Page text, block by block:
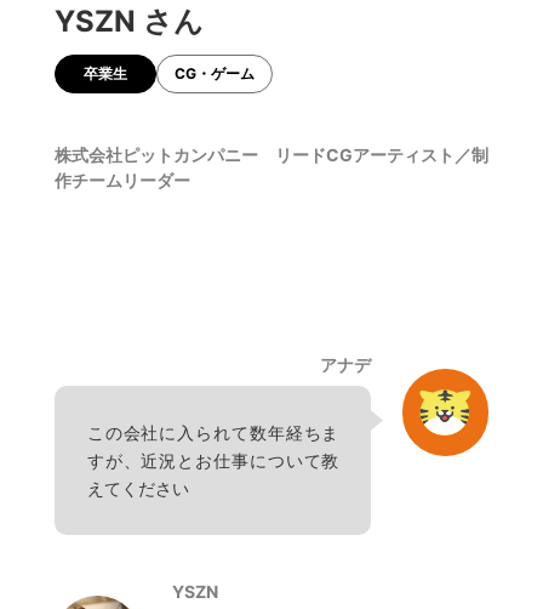
YSZN さん
卒業生 CG・ゲーム
株式会社ピットカンパニー リードCGアーティスト／制
作チームリーダー
アナデ
この会社に入られて数年経ちま
すが、近況とお仕事について教
えてください
YSZN